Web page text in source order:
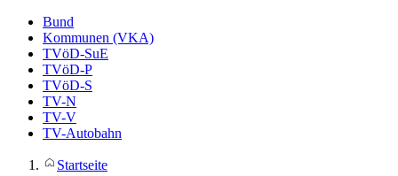
Bund
Kommunen (VKA)
TVöD-SuE
TVöD-P
TVöD-S
TV-N
TV-V
TV-Autobahn
Startseite